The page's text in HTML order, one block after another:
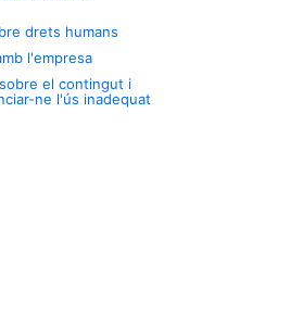
drets humans
l'empresa
el contingut i
ne l'ús inadequat